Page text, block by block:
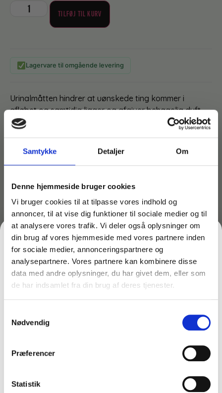
Samtykke Detaljer Om
Denne hjemmeside bruger cookies
Vi bruger cookies til at tilpasse vores indhold og
annoncer, til at vise dig funktioner til sociale medier og til
at analysere vores trafik. Vi deler også oplysninger om
din brug af vores hjemmeside med vores partnere inden
for sociale medier, annonceringspartnere og
analysepartnere. Vores partnere kan kombinere disse
data med andre oplysninger, du har givet dem, eller som
de har indsamlet fra din brug af deres tjenester.
Nødvendig
Præferencer
Statistik
TILFØJ TIL KURV
Lagervare til omgående levering
Urinalmåtten hindrer at uønskede ting kommer i
afløbet og samtidig ligger og afgiver behagelig duft.
Fordele:
– Stænksikret
– Afgiver dejlig duft i 4 uger
– Datomærkning således man kan følge med i hvornår
– Melon/agurk
– Bomuldsblomst (som du kender fra skyllemiddel)
– Mango
Miljø-info/bortskaffelse:
Håndteres som almindeligt brandbart
husholdningsaffald.
Kan brændes med henblik på udvinding af varme.
Måske er du også interesseret i følgende
Du kunne også være interesseret i…
FÅ 10% PÅ DIN FØRSTE ORDRE